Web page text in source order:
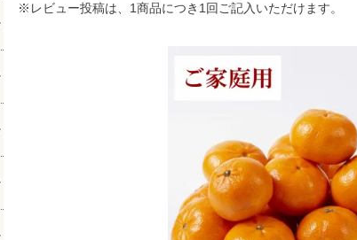
※レビュー投稿は、1商品につき1回ご記入いただけます。